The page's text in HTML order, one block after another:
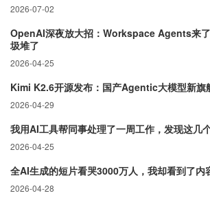
2026-07-02
OpenAI深夜放大招：Workspace Agents来
圾堆了
2026-04-25
Kimi K2.6开源发布：国产Agentic大模型新旗
2026-04-29
我用AI工具帮同事处理了一周工作，发现这几
2026-04-25
全AI生成的短片看哭3000万人，我却看到了内
2026-04-28